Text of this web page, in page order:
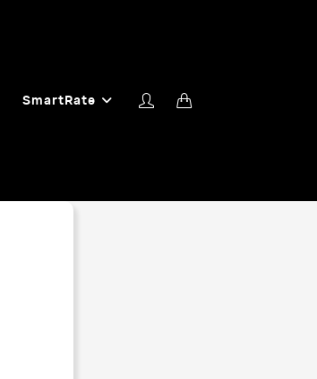
SmartRate